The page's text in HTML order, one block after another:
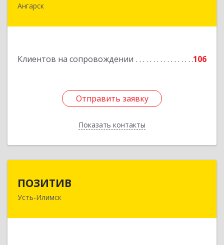
Ангарск
Клиентов на сопровождении 106
Отправить заявку
Показать контакты
665826, Иркутская обл, Ангарск г, 12А мкр, дом
Отправить заявку
Назад
ПОЗИТИВ
Усть-Илимск
666679, Иркутская обл, Усть-Илимск г, Дружбы